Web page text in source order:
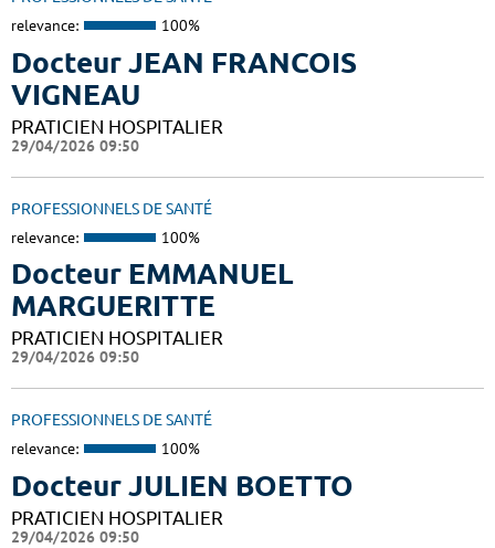
relevance: 100%
Docteur JEAN FRANCOIS
VIGNEAU
PRATICIEN HOSPITALIER
29/04/2026 09:50
PROFESSIONNELS DE SANTÉ
relevance: 100%
Docteur EMMANUEL
MARGUERITTE
PRATICIEN HOSPITALIER
29/04/2026 09:50
PROFESSIONNELS DE SANTÉ
relevance: 100%
Docteur JULIEN BOETTO
PRATICIEN HOSPITALIER
29/04/2026 09:50